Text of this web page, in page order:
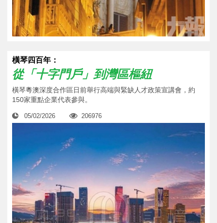
橫琴四百年：
從「十字門戶」到灣區樞紐
橫琴粵澳深度合作區日前舉行高端與緊缺人才政策宣講會，約
150家重點企業代表參與。
05/02/2026 206976